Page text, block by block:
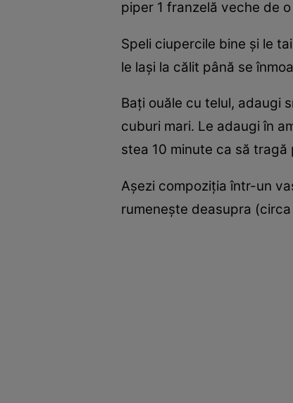
piper 1 franzelă veche de o
Speli ciupercile bine şi le
le laşi la călit până se
Baţi ouăle cu telul, adaugi
cuburi mari. Le adaugi în
stea 10 minute ca să tragă
Aşezi compoziţia într-un
rumeneşte deasupra